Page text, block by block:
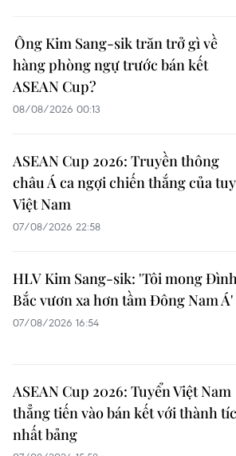
Ông Kim Sang-sik trăn trở gì về
hàng phòng ngự trước bán kết
ASEAN Cup?
08/08/2026 00:13
ASEAN Cup 2026: Truyền thông
châu Á ca ngợi chiến thắng của
Việt Nam
07/08/2026 22:58
HLV Kim Sang-sik: 'Tôi mong
Bắc vươn xa hơn tầm Đông Nam Á'
07/08/2026 16:54
ASEAN Cup 2026: Tuyển Việt Nam
thẳng tiến vào bán kết với thành
nhất bảng